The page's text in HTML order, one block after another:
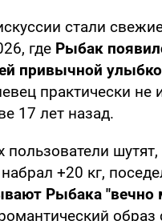
стали
где Рыбак
привычной
практически
17 лет назад.
набрал +20 кг,
Рыбака